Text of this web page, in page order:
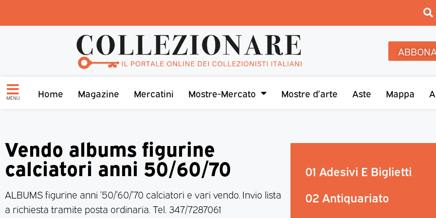
MENU Home Magazine Mercatini Mostre-Mercato Mostre d’arte Aste Mappa
Vendo albums figurine
calciatori anni 50/60/70
ALBUMS figurine anni ’50/’60/’70 calciatori e vari vendo. Invio lista
a richiesta tramite posta ordinaria. Tel. 347/7287061
01 Adesivi E Biglietti
02 Antiquariato